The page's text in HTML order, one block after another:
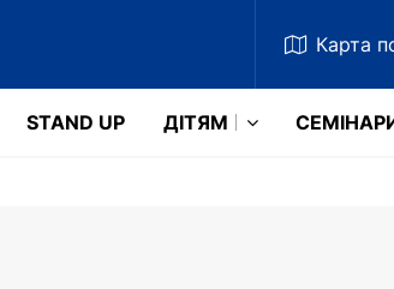
Карта
STAND UP ДІТЯМ